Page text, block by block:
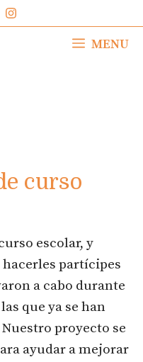
MENU
curso
escolar, y
hacerles partícipes
a cabo durante
que ya se han
proyecto se
ayudar a mejorar